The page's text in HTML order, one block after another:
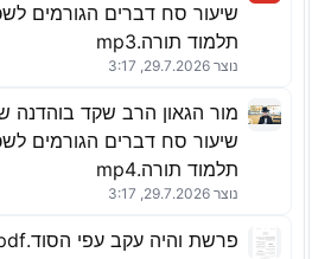
שיעור סח דברים הגורמים
תלמוד תורה.mp3
נוצר 29.7.2026, 3:17
מור הגאון הרב שקד בוהדנה
שיעור סח דברים הגורמים
תלמוד תורה.mp4
נוצר 29.7.2026, 3:17
פרשת והיה עקב עפי הסוד.pdf